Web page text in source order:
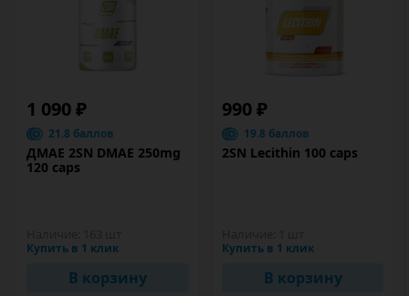
1 090 ₽
21.8 баллов
ДМАЕ 2SN DMAE 250mg
120 caps
Купить в 1 клик
В корзину
990 ₽
19.8 баллов
2SN Lecithin 100 caps
Купить в 1 клик
В корзину